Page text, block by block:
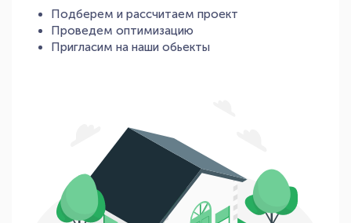
Подберем и рассчитаем проект
Проведем оптимизацию
Пригласим на наши обьекты